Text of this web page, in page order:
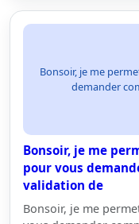
Bonsoir, je me
demander
Bonsoir, je me
pour vous
validation de
Bonsoir, je me